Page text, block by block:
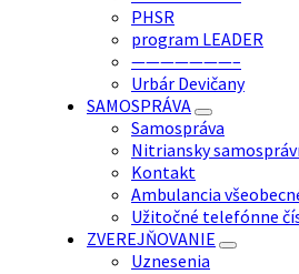
PHSR
program LEADER
———————–
Urbár Devičany
SAMOSPRÁVA
Samospráva
Nitriansky
Kontakt
Ambulancia
Užitočné telefónne
ZVEREJŇOVANIE
Uznesenia